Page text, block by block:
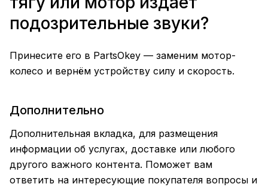
подозрительные звуки?
Принесите его в PartsOkey — заменим мотор-
колесо и вернём устройству силу и скорость.
Дополнительно
Дополнительная вкладка, для размещения
информации об услугах, доставке или любого
другого важного контента. Поможет вам
ответить на интересующие покупателя вопросы и